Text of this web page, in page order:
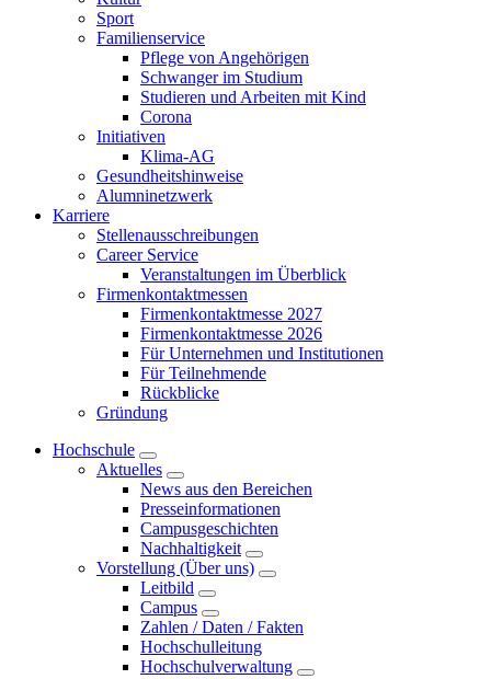
Sport
Familienservice
Pflege von Angehörigen
Schwanger im Studium
Studieren und Arbeiten mit Kind
Corona
Initiativen
Klima-AG
Gesundheitshinweise
Alumninetzwerk
Karriere
Stellenausschreibungen
Career Service
Veranstaltungen im Überblick
Firmenkontaktmessen
Firmenkontaktmesse 2027
Firmenkontaktmesse 2026
Für Unternehmen und Institutionen
Für Teilnehmende
Rückblicke
Gründung
Hochschule
Aktuelles
News aus den Bereichen
Presseinformationen
Campusgeschichten
Nachhaltigkeit
Vorstellung (Über uns)
Leitbild
Campus
Zahlen / Daten / Fakten
Hochschulleitung
Hochschulverwaltung